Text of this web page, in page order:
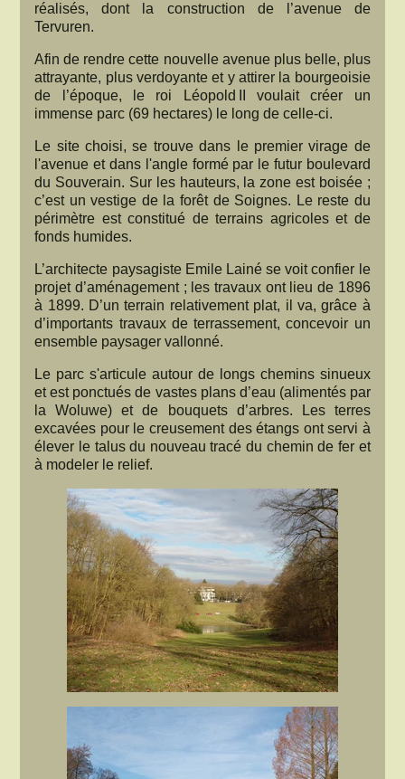
réalisés, dont la construction de l’avenue de
Tervuren.
Afin de rendre cette nouvelle avenue plus belle, plus
attrayante, plus verdoyante et y attirer la bourgeoisie
de l’époque, le roi Léopold II voulait créer un
immense parc (69 hectares) le long de celle-ci.
Le site choisi, se trouve dans le premier virage de
l'avenue et dans l'angle formé par le futur boulevard
du Souverain. Sur les hauteurs, la zone est boisée ;
c’est un vestige de la forêt de Soignes. Le reste du
périmètre est constitué de terrains agricoles et de
fonds humides.
L’architecte paysagiste Emile Lainé se voit confier le
projet d’aménagement ; les travaux ont lieu de 1896
à 1899. D’un terrain relativement plat, il va, grâce à
d’importants travaux de terrassement, concevoir un
ensemble paysager vallonné.
Le parc s'articule autour de longs chemins sinueux
et est ponctués de vastes plans d’eau (alimentés par
la Woluwe) et de bouquets d’arbres. Les terres
excavées pour le creusement des étangs ont servi à
élever le talus du nouveau tracé du chemin de fer et
à modeler le relief.